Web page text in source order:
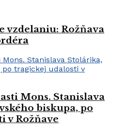
vzdelaniu: Rožňava
Mons. Stanislava
biskupa, po
v Rožňave